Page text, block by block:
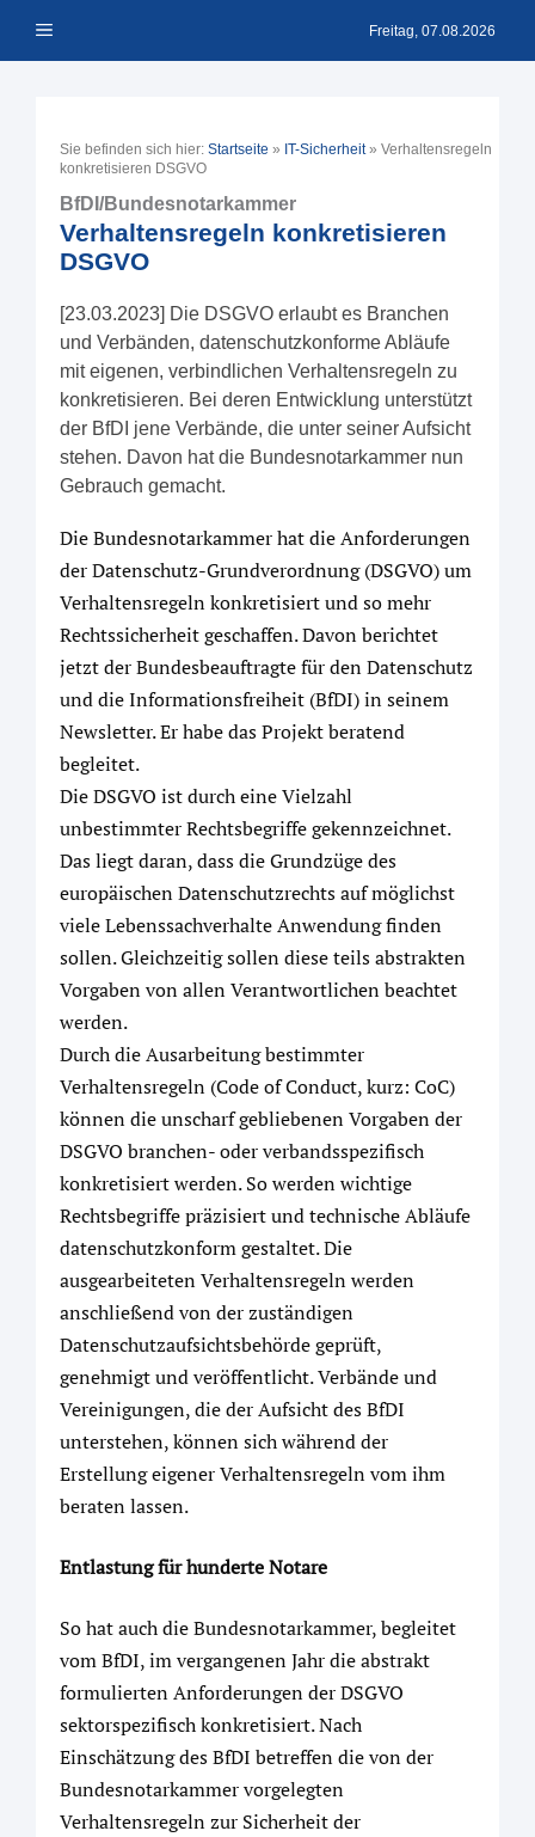
Inhalt Menü Freitag, 07.08.2026
Sie befinden sich hier: Startseite » IT-Sicherheit» Verhaltensregeln
konkretisieren DSGVO
BfDI/Bundesnotarkammer
Verhaltensregeln konkretisieren
DSGVO
[23.03.2023] Die DSGVO erlaubt es Branchen
und Verbänden, datenschutzkonforme Abläufe
mit eigenen, verbindlichen Verhaltensregeln zu
konkretisieren. Bei deren Entwicklung unterstützt
der BfDI jene Verbände, die unter seiner Aufsicht
stehen. Davon hat die Bundesnotarkammer nun
Gebrauch gemacht.
Die Bundesnotarkammer hat die Anforderungen
der Datenschutz-Grundverordnung (DSGVO) um
Verhaltensregeln konkretisiert und so mehr
Rechtssicherheit geschaffen. Davon berichtet
jetzt der Bundesbeauftragte für den Datenschutz
und die Informationsfreiheit (BfDI) in seinem
Newsletter. Er habe das Projekt beratend
begleitet.
Die DSGVO ist durch eine Vielzahl
unbestimmter Rechtsbegriffe gekennzeichnet.
Das liegt daran, dass die Grundzüge des
europäischen Datenschutzrechts auf möglichst
viele Lebenssachverhalte Anwendung finden
sollen. Gleichzeitig sollen diese teils abstrakten
Vorgaben von allen Verantwortlichen beachtet
werden.
Durch die Ausarbeitung bestimmter
Verhaltensregeln (Code of Conduct, kurz: CoC)
können die unscharf gebliebenen Vorgaben der
DSGVO branchen- oder verbandsspezifisch
konkretisiert werden. So werden wichtige
Rechtsbegriffe präzisiert und technische Abläufe
datenschutzkonform gestaltet. Die
ausgearbeiteten Verhaltensregeln werden
anschließend von der zuständigen
Datenschutzaufsichtsbehörde geprüft,
genehmigt und veröffentlicht. Verbände und
Vereinigungen, die der Aufsicht des BfDI
unterstehen, können sich während der
Erstellung eigener Verhaltensregeln vom ihm
beraten lassen.
Entlastung für hunderte Notare
So hat auch die Bundesnotarkammer, begleitet
vom BfDI, im vergangenen Jahr die abstrakt
formulierten Anforderungen der DSGVO
sektorspezifisch konkretisiert. Nach
Einschätzung des BfDI betreffen die von der
Bundesnotarkammer vorgelegten
Verhaltensregeln zur Sicherheit der